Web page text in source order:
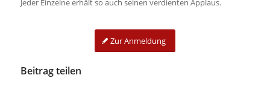
Jeder Einzelne erhält so auch seinen verdienten Applaus.
Zur Anmeldung
Beitrag teilen